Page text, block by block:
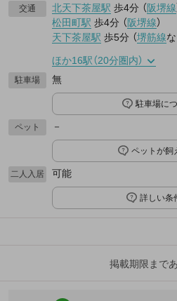
交通 北天下茶屋駅 歩4分 （阪堺線
松田町駅 歩4分 （阪堺線）
天下茶屋駅 歩5分 （堺筋線
ほか16駅（20分圏内）
駐車場 無
駐車場に
ペット －
ペットが飼
二人入居 可能
詳しい条
掲載期限まで